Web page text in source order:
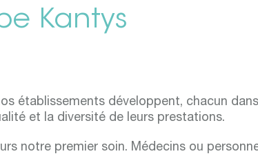
Kantys
établissements développent, chacun
et la diversité de leurs prestations.
notre premier soin. Médecins ou